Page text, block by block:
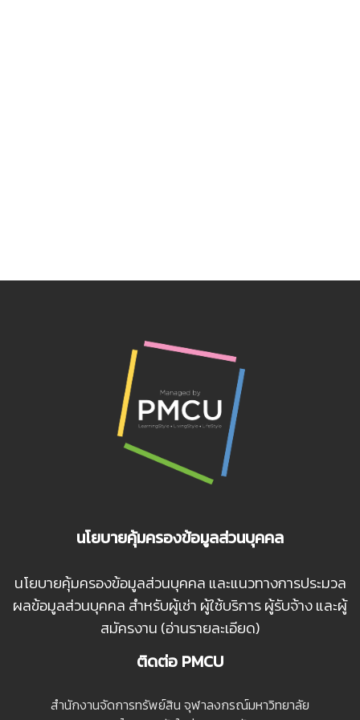
นโยบายคุ้มครองข้อมูลส่วนบุคคล
นโยบายคุ้มครองข้อมูลส่วนบุคคล และแนวทางการประมวล
ผลข้อมูลส่วนบุคคล สำหรับผู้เช่า ผู้ใช้บริการ ผู้รับจ้าง และผู้
สมัครงาน (อ่านรายละเอียด)
ติดต่อ PMCU
สํานักงานจัดการทรัพย์สิน จุฬาลงกรณ์มหาวิทยาลัย